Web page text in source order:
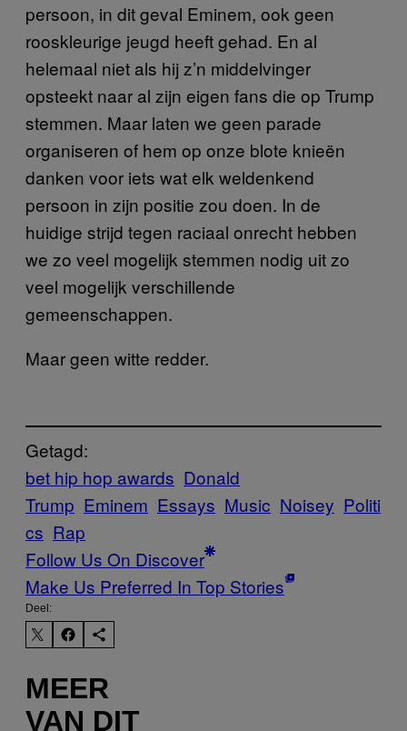
persoon, in dit geval Eminem, ook geen
rooskleurige jeugd heeft gehad. En al
helemaal niet als hij z’n middelvinger
opsteekt naar al zijn eigen fans die op Trump
stemmen. Maar laten we geen parade
organiseren of hem op onze blote knieën
danken voor iets wat elk weldenkend
persoon in zijn positie zou doen. In de
huidige strijd tegen raciaal onrecht hebben
we zo veel mogelijk stemmen nodig uit zo
veel mogelijk verschillende
gemeenschappen.
Maar geen witte redder.
Getagd:
bet hip hop awards Donald
Trump Eminem Essays Music Noisey Politi
cs Rap
Follow Us On Discover
Make Us Preferred In Top Stories
Deel:
MEER
VAN DIT